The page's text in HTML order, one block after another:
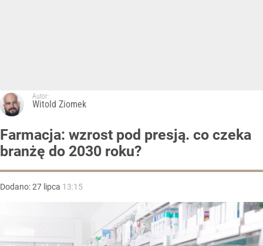
Autor:
Witold Ziomek
Farmacja: wzrost pod presją. co czeka
branżę do 2030 roku?
Dodano:27 lipca 13:15